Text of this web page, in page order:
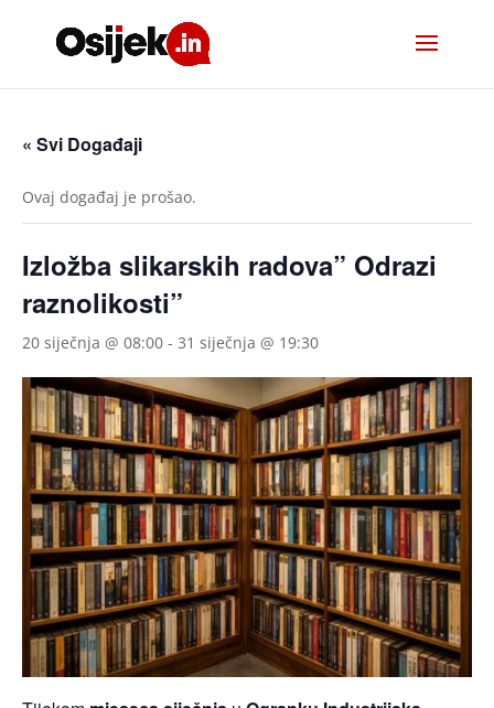
« Svi Događaji
Ovaj događaj je prošao.
Izložba slikarskih radova” Odrazi
raznolikosti”
20 siječnja @ 08:00 - 31 siječnja @ 19:30